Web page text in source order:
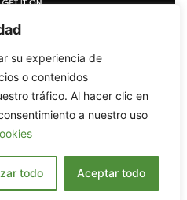
su experiencia de
o contenidos
tráfico. Al hacer clic en
a nuestro uso
todo Aceptar todo
Parrilla
Contacto
Español